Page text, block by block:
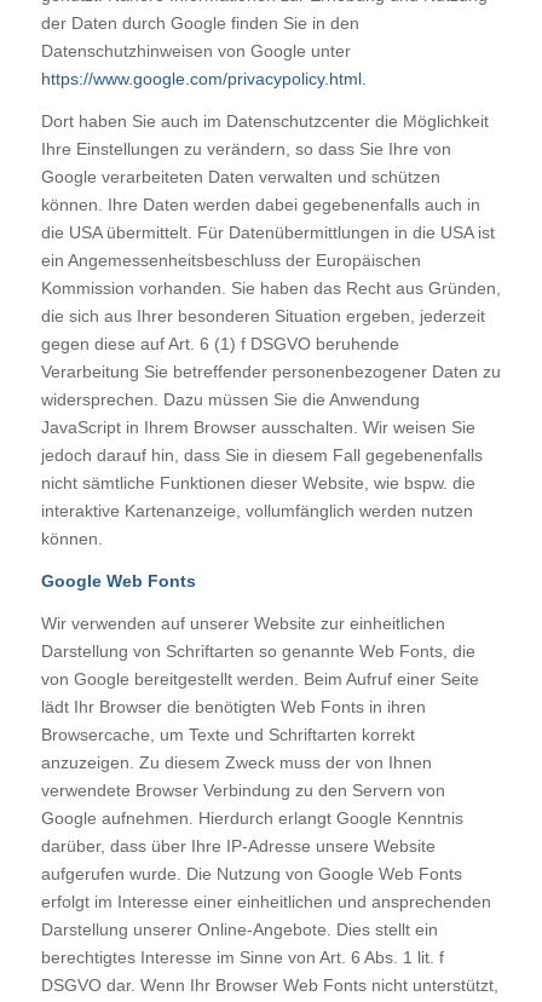
der Daten durch Google finden Sie in den
Datenschutzhinweisen von Google unter
https://www.google.com/privacypolicy.html.
Dort haben Sie auch im Datenschutzcenter die Möglichkeit
Ihre Einstellungen zu verändern, so dass Sie Ihre von
Google verarbeiteten Daten verwalten und schützen
können. Ihre Daten werden dabei gegebenenfalls auch in
die USA übermittelt. Für Datenübermittlungen in die USA ist
ein Angemessenheitsbeschluss der Europäischen
Kommission vorhanden. Sie haben das Recht aus Gründen,
die sich aus Ihrer besonderen Situation ergeben, jederzeit
gegen diese auf Art. 6 (1) f DSGVO beruhende
Verarbeitung Sie betreffender personenbezogener Daten zu
widersprechen. Dazu müssen Sie die Anwendung
JavaScript in Ihrem Browser ausschalten. Wir weisen Sie
jedoch darauf hin, dass Sie in diesem Fall gegebenenfalls
nicht sämtliche Funktionen dieser Website, wie bspw. die
interaktive Kartenanzeige, vollumfänglich werden nutzen
können.
Google Web Fonts
Wir verwenden auf unserer Website zur einheitlichen
Darstellung von Schriftarten so genannte Web Fonts, die
von Google bereitgestellt werden. Beim Aufruf einer Seite
lädt Ihr Browser die benötigten Web Fonts in ihren
Browsercache, um Texte und Schriftarten korrekt
anzuzeigen. Zu diesem Zweck muss der von Ihnen
verwendete Browser Verbindung zu den Servern von
Google aufnehmen. Hierdurch erlangt Google Kenntnis
darüber, dass über Ihre IP-Adresse unsere Website
aufgerufen wurde. Die Nutzung von Google Web Fonts
erfolgt im Interesse einer einheitlichen und ansprechenden
Darstellung unserer Online-Angebote. Dies stellt ein
berechtigtes Interesse im Sinne von Art. 6 Abs. 1 lit. f
DSGVO dar. Wenn Ihr Browser Web Fonts nicht unterstützt,